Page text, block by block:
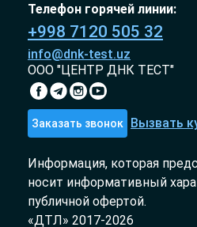
Телефон горячей линии:
+998 7120 505 32
info@dnk-test.uz
ООО "ЦЕНТР ДНК ТЕСТ"
Заказать звонок Вызвать
Информация, которая
носит информативный
публичной офертой.
«ДТЛ» 2017-2026